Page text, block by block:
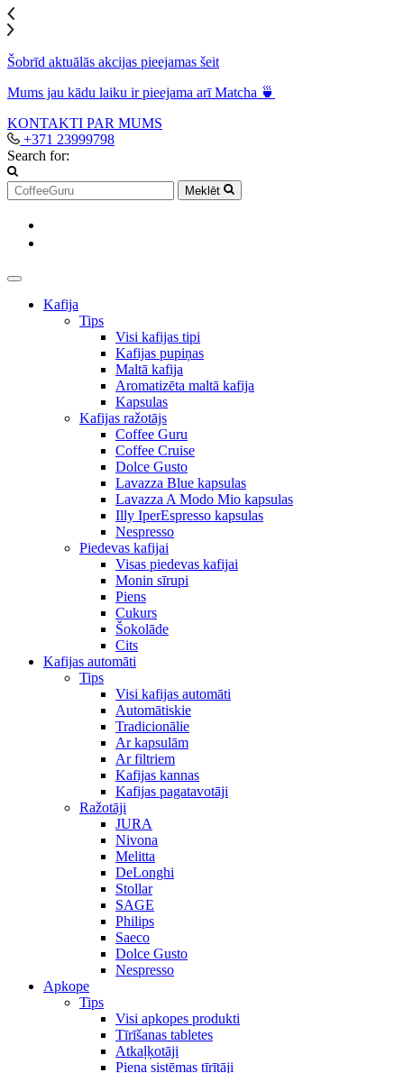
Šobrīd aktuālās akcijas pieejamas šeit
Mums jau kādu laiku ir pieejama arī Matcha 🍵
KONTAKTI PAR MUMS
+371 23999798
Search for:
Meklēt
Kafija
Tips
Visi kafijas tipi
Kafijas pupiņas
Maltā kafija
Aromatizēta maltā kafija
Kapsulas
Kafijas ražotājs
Coffee Guru
Coffee Cruise
Dolce Gusto
Lavazza Blue kapsulas
Lavazza A Modo Mio kapsulas
Illy IperEspresso kapsulas
Nespresso
Piedevas kafijai
Visas piedevas kafijai
Monin sīrupi
Piens
Cukurs
Šokolāde
Cits
Kafijas automāti
Tips
Visi kafijas automāti
Automātiskie
Tradicionālie
Ar kapsulām
Ar filtriem
Kafijas kannas
Kafijas pagatavotāji
Ražotāji
JURA
Nivona
Melitta
DeLonghi
Stollar
SAGE
Philips
Saeco
Dolce Gusto
Nespresso
Apkope
Tips
Visi apkopes produkti
Tīrīšanas tabletes
Atkaļķotāji
Piena sistēmas tīrītāji